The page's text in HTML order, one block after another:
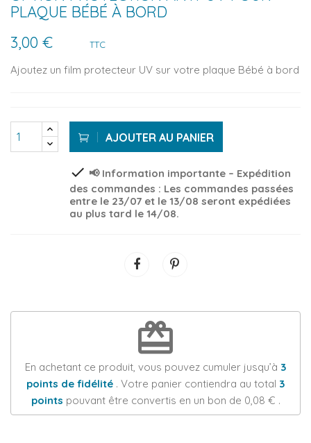
PLAQUE BÉBÉ À BORD
3,00 €
TTC
Ajoutez un film protecteur UV sur votre plaque Bébé à bord
AJOUTER AU PANIER
check 📢 Information importante – Expédition
des commandes : Les commandes passées
entre le 23/07 et le 13/08 seront expédiées
au plus tard le 14/08.
redeem
En achetant ce produit, vous pouvez cumuler jusqu’à 3
points de fidélité . Votre panier contiendra au total 3
points pouvant être convertis en un bon de 0,08 € .